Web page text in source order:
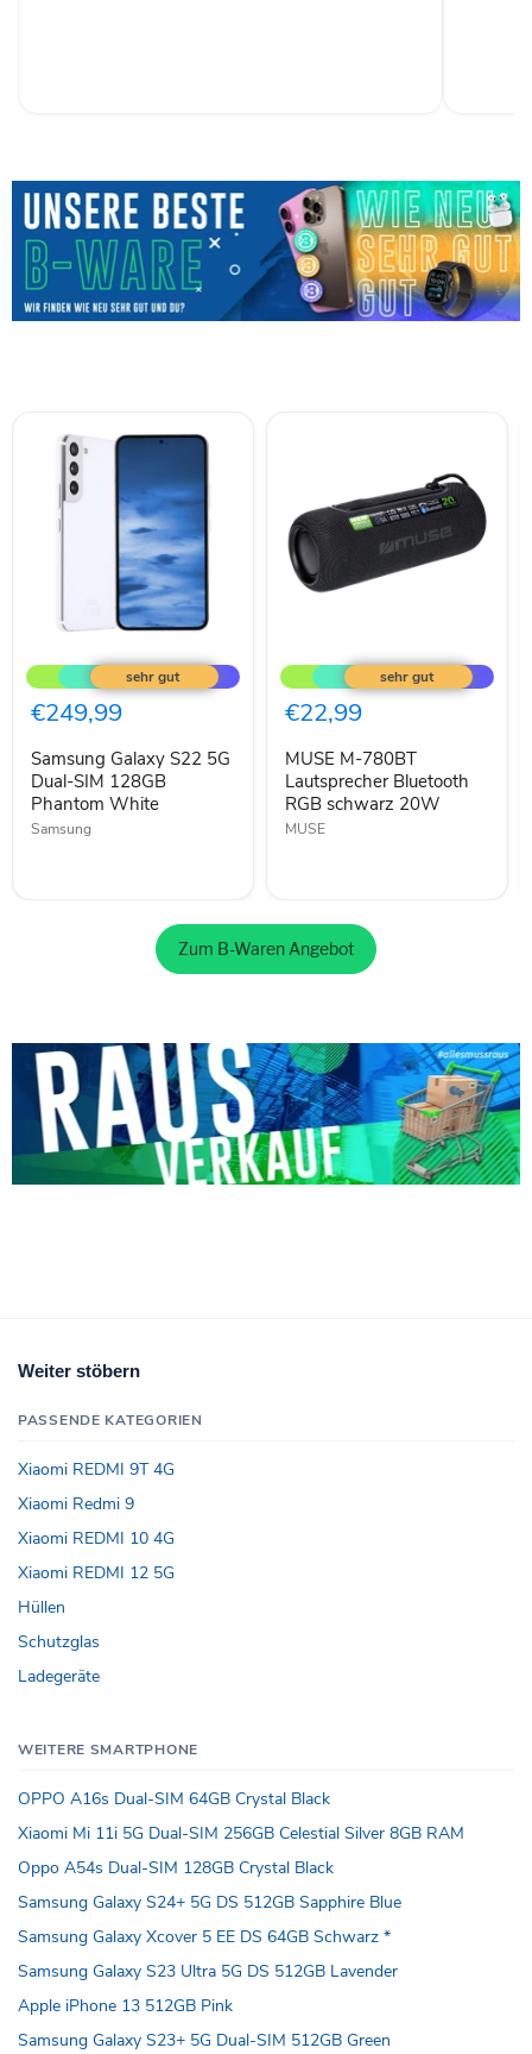
Galaxy
S22
5G
Dual-
128GB
Phantom
White
€249,99
Samsung Galaxy S22 5G
Dual-SIM 128GB
Phantom White
Samsung
M-
780BT
Lautsprecher
Bluetooth
schwarz
20W
€22,99
MUSE M-780BT
Lautsprecher Bluetooth
RGB schwarz 20W
MUSE
Zum B-Waren Angebot
Weiter stöbern
PASSENDE KATEGORIEN
Xiaomi REDMI 9T 4G
Xiaomi Redmi 9
Xiaomi REDMI 10 4G
Xiaomi REDMI 12 5G
Hüllen
Schutzglas
Ladegeräte
WEITERE SMARTPHONE
OPPO A16s Dual-SIM 64GB Crystal Black
Xiaomi Mi 11i 5G Dual-SIM 256GB Celestial Silver 8GB RAM
Oppo A54s Dual-SIM 128GB Crystal Black
Samsung Galaxy S24+ 5G DS 512GB Sapphire Blue
Samsung Galaxy Xcover 5 EE DS 64GB Schwarz *
Samsung Galaxy S23 Ultra 5G DS 512GB Lavender
Apple iPhone 13 512GB Pink
Samsung Galaxy S23+ 5G Dual-SIM 512GB Green